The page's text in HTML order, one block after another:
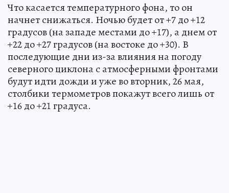
Что касается температурного фона, то он
начнет снижаться. Ночью будет от +7 до +12
градусов (на западе местами до +17), а днем от
+22 до +27 градусов (на востоке до +30). В
последующие дни из-за влияния на погоду
северного циклона с атмосферными фронтами
будут идти дожди и уже во вторник, 26 мая,
столбики термометров покажут всего лишь от
+16 до +21 градуса.